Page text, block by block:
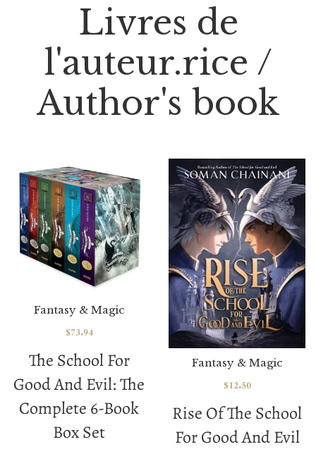
Livres de
l'auteur.rice /
Author's book
The School For
Good And Evil: The
Complete 6-Book
Box Set
Fantasy & Magic
$73.94
Rise Of The School
For Good And Evil
Fantasy & Magic
$12.50